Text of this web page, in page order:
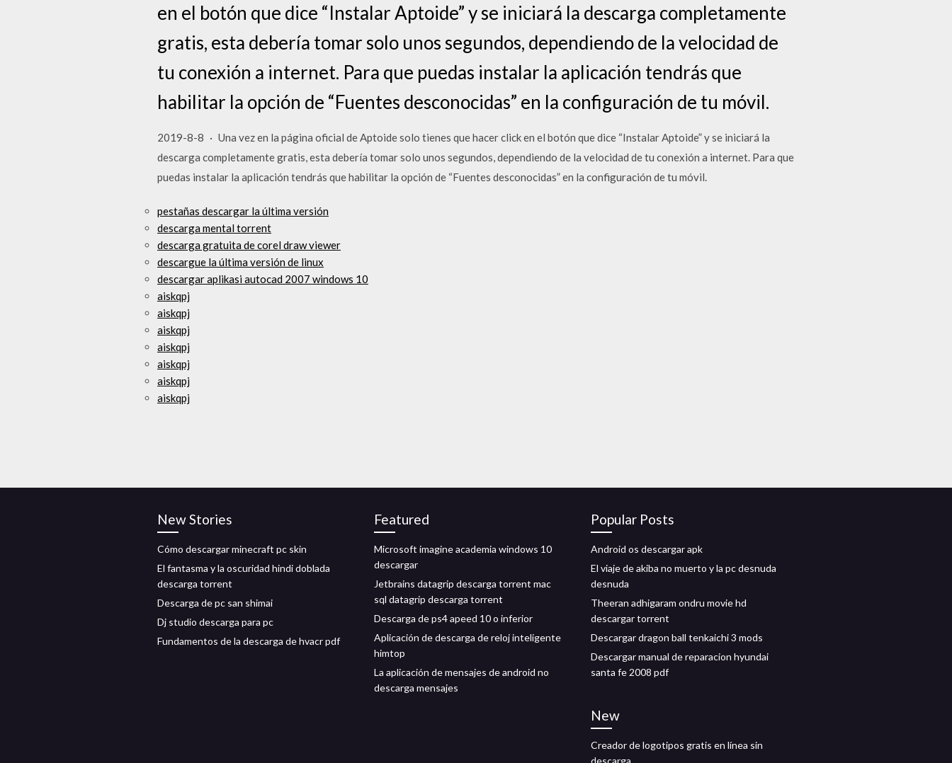
en el botón que dice “Instalar Aptoide” y se iniciará la descarga completamente
gratis, esta debería tomar solo unos segundos, dependiendo de la velocidad de
tu conexión a internet. Para que puedas instalar la aplicación tendrás que
habilitar la opción de “Fuentes desconocidas” en la configuración de tu móvil.
2019-8-8 · Una vez en la página oficial de Aptoide solo tienes que hacer click en el botón que dice “Instalar Aptoide” y se iniciará la
descarga completamente gratis, esta debería tomar solo unos segundos, dependiendo de la velocidad de tu conexión a internet. Para que
puedas instalar la aplicación tendrás que habilitar la opción de “Fuentes desconocidas” en la configuración de tu móvil.
pestañas descargar la última versión
descarga mental torrent
descarga gratuita de corel draw viewer
descargue la última versión de linux
descargar aplikasi autocad 2007 windows 10
aiskqpj
aiskqpj
aiskqpj
aiskqpj
aiskqpj
aiskqpj
aiskqpj
New Stories
Cómo descargar minecraft pc skin
El fantasma y la oscuridad hindi doblada
descarga torrent
Descarga de pc san shimai
Dj studio descarga para pc
Fundamentos de la descarga de hvacr pdf
Featured
Microsoft imagine academia windows 10
descargar
Jetbrains datagrip descarga torrent mac
sql datagrip descarga torrent
Descarga de ps4 apeed 10 o inferior
Aplicación de descarga de reloj inteligente
himtop
La aplicación de mensajes de android no
descarga mensajes
Popular Posts
Android os descargar apk
El viaje de akiba no muerto y la pc desnuda
desnuda
Theeran adhigaram ondru movie hd
descargar torrent
Descargar dragon ball tenkaichi 3 mods
Descargar manual de reparacion hyundai
santa fe 2008 pdf
New
Creador de logotipos gratis en línea sin
descarga